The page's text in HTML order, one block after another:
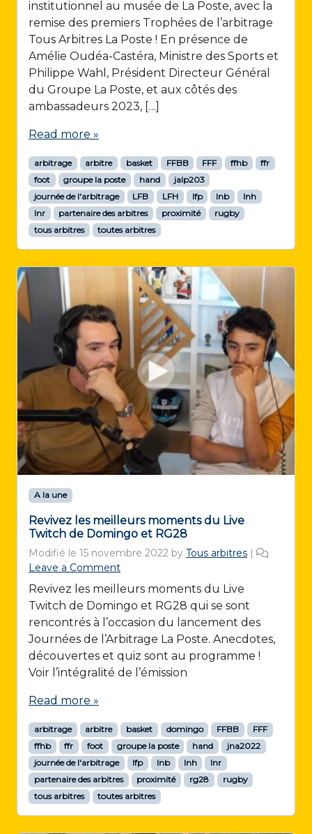
institutionnel au musée de La Poste, avec la
remise des premiers Trophées de l’arbitrage
Tous Arbitres La Poste ! En présence de
Amélie Oudéa-Castéra, Ministre des Sports et
Philippe Wahl, Président Directeur Général
du Groupe La Poste, et aux côtés des
ambassadeurs 2023, […]
Read more »
arbitrage arbitre basket FFBB FFF ffhb
ffr
foot
groupe la poste hand
jalp203
journée de l'arbitrage
LFB LFH lfp lnb
lnh
lnr
partenaire des arbitres proximité
rugby
tous arbitres
toutes arbitres
A la une
Revivez les meilleurs moments du Live
Twitch de Domingo et RG28
Modifié le 15 novembre 2022 by Tous arbitres
Leave a Comment
Revivez les meilleurs moments du Live
Twitch de Domingo et RG28 qui se sont
rencontrés à l’occasion du lancement des
Journées de l’Arbitrage La Poste. Anecdotes,
découvertes et quiz sont au programme !
Voir l’intégralité de l’émission
Read more »
arbitrage arbitre basket domingo FFBB
FFF
ffhb
ffr foot groupe la poste hand
jna2022
journée de l'arbitrage
lfp lnb lnh
lnr
partenaire des arbitres
proximité rg28
rugby
tous arbitres
toutes arbitres